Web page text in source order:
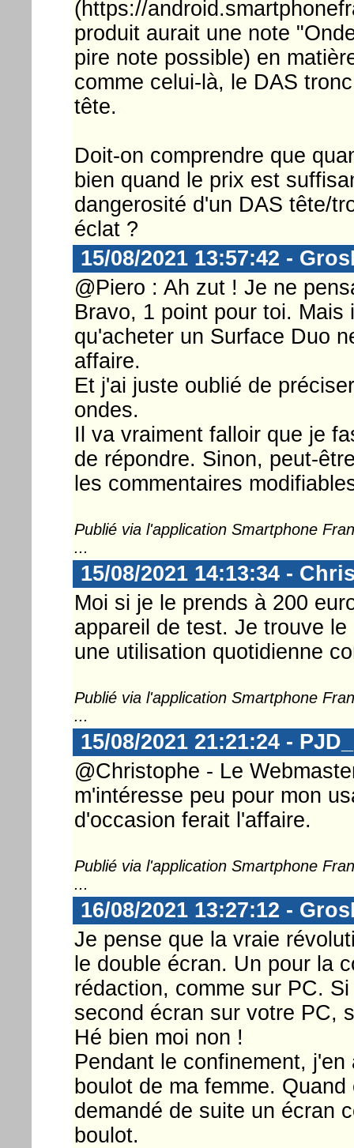
(https://
produit aurait une note
pire note possible) en
comme celui-là, le DAS
tête.
Doit-on comprendre que
bien quand le prix est
dangerosité d'un DAS tête/
éclat ?
15/08/2021 13:57:42 -
@Piero : Ah zut ! Je ne
Bravo, 1 point pour toi.
qu'acheter un Surface Duo
affaire.
Et j'ai juste oublié de
ondes.
Il va vraiment falloir que je
de répondre. Sinon, peut-
les commentaires
Publié via l'application Smartphone
...
15/08/2021 14:13:34 -
Moi si je le prends à 200
appareil de test. Je trouve
une utilisation quotidienne
Publié via l'application Smartphone
...
15/08/2021 21:21:24 -
@Christophe - Le
m'intéresse peu pour mon
d'occasion ferait l'affaire.
Publié via l'application Smartphone
...
16/08/2021 13:27:12 -
Je pense que la vraie
le double écran. Un pour la
rédaction, comme sur PC.
second écran sur votre PC,
Hé bien moi non !
Pendant le confinement,
boulot de ma femme.
demandé de suite un écran
boulot.